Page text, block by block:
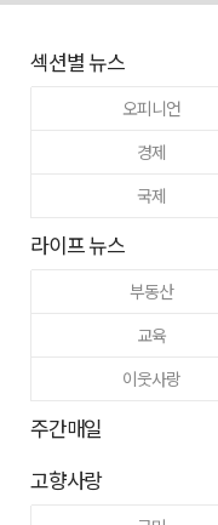
섹션별 뉴스
오피니언
경제
국제
라이프 뉴스
부동산
교육
이웃사랑
주간매일
고향사랑